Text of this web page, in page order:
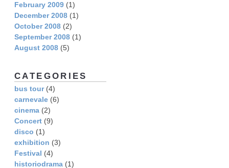
February 2009 (1)
December 2008 (1)
October 2008 (2)
September 2008 (1)
August 2008 (5)
CATEGORIES
bus tour(4)
carnevale (6)
cinema (2)
Concert (9)
disco (1)
exhibition (3)
Festival (4)
historiodrama (1)